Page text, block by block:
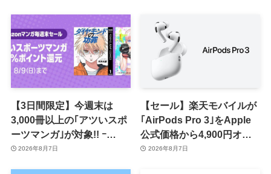
【3日間限定】今週末は
3,000冊以上の｢アツいスポ
ーツマンガ｣が対象!! ｰ
｢Amazonマンガ毎週末セ
2026年8月7日
【セール】楽天モバイルが
｢AirPods Pro 3｣をApple
公式価格から4,900円オフ
で販売中
2026年8月7日